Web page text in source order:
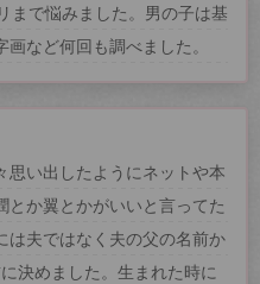
まで悩みました。男の子は基
など何回も調べました。
思い出したようにネットや本
とか翼とかがいいと言ってた
は夫ではなく夫の父の名前か
決めました。生まれた時に